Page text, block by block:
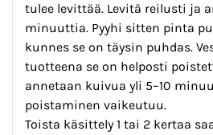
tulee levittää. Levitä reilusti ja
minuuttia. Pyyhi sitten pinta
kunnes se on täysin puhdas.
tuotteena se on helposti
annetaan kuivua yli 5–10
poistaminen vaikeutuu.
Toista käsittely 1 tai 2 kertaa